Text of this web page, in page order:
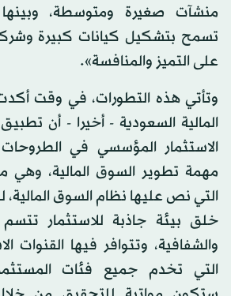
منشآت صغيرة ومتوسطة،
تسمح بتشكيل كيانات كبيرة
على التميز والمنافسة».
وتأتي هذه التطورات، في وقت
المالية السعودية - أخيرا - أن
الاستثمار المؤسسي في
مهمة تطوير السوق المالية، وهي
التي نص عليها نظام السوق المالية،
خلق بيئة جاذبة للاستثمار تتسم
والشفافية، وتتوافر فيها القنوات
التي تخدم جميع فئات